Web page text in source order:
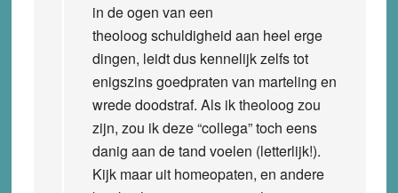
in de ogen van een
theoloog schuldigheid aan heel erge
dingen, leidt dus kennelijk zelfs tot
enigszins goedpraten van marteling en
wrede doodstraf. Als ik theoloog zou
zijn, zou ik deze “collega” toch eens
danig aan de tand voelen (letterlijk!).
Kijk maar uit homeopaten, en andere